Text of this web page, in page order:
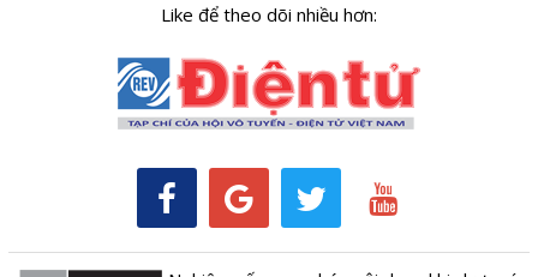
Like để theo dõi nhiều hơn: